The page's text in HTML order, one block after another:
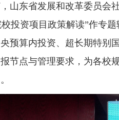
东省发展和改革委员会
校投资项目政策解读”作专
预算内投资、超长期特别
节点与管理要求，为各校